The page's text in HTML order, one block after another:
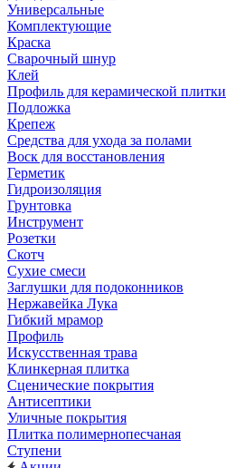
Универсальные
Комплектующие
Краска
Сварочный шнур
Клей
Профиль для керамической плитки
Подложка
Крепеж
Средства для ухода за полами
Воск для восстановления
Герметик
Гидроизоляция
Грунтовка
Инструмент
Розетки
Скотч
Сухие смеси
Заглушки для подоконников
Нержавейка Лука
Гибкий мрамор
Профиль
Искусственная трава
Клинкерная плитка
Сценические покрытия
Антисептики
Уличные покрытия
Плитка полимернопесчаная
Ступени